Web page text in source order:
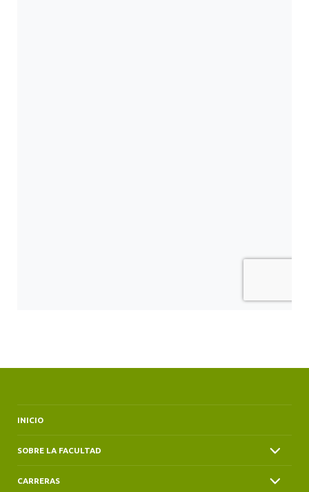
INICIO
SOBRE LA FACULTAD
CARRERAS